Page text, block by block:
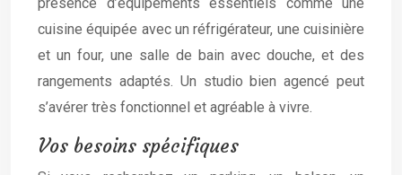
cuisine équipée avec un réfrigérateur, une cuisinière
et un four, une salle de bain avec douche, et des
rangements adaptés. Un studio bien agencé peut
s’avérer très fonctionnel et agréable à vivre.
Vos besoins spécifiques